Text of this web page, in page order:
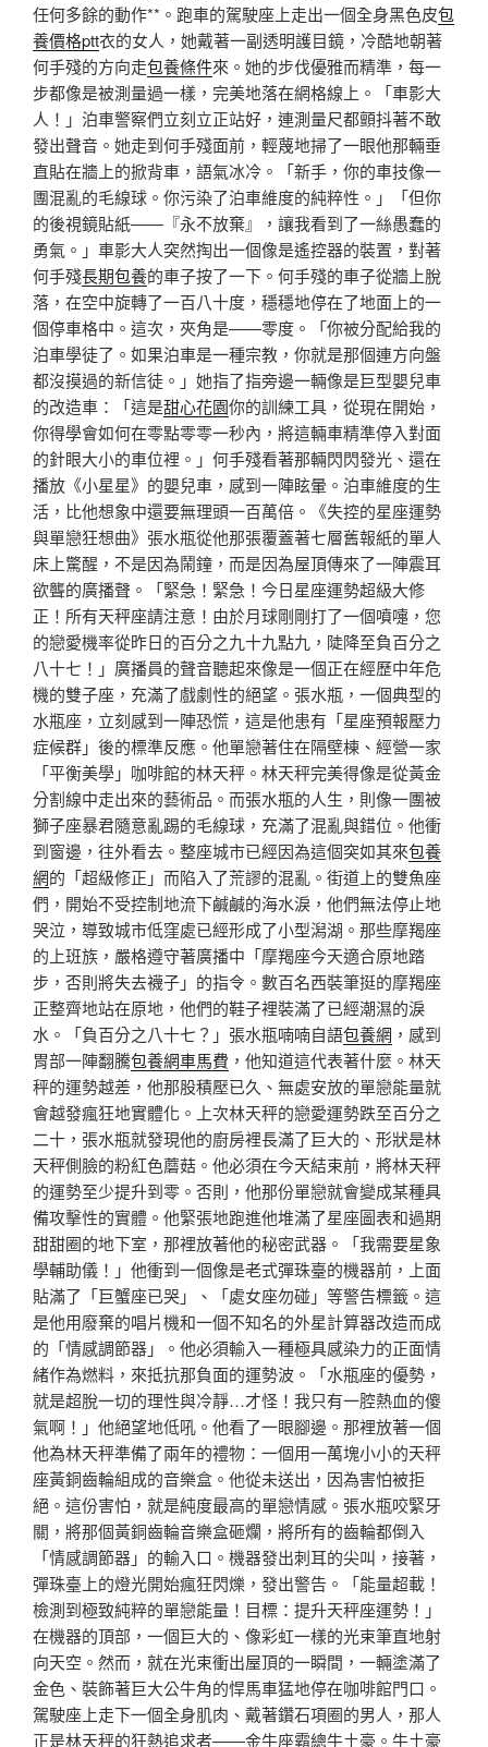
任何多餘的動作**。跑車的駕駛座上走出一個全身黑色皮包
養價格ptt衣的女人，她戴著一副透明護目鏡，冷酷地朝著
何手殘的方向走包養條件來。她的步伐優雅而精準，每一
步都像是被測量過一樣，完美地落在網格線上。「車影大
人！」泊車警察們立刻立正站好，連測量尺都顫抖著不敢
發出聲音。她走到何手殘面前，輕蔑地掃了一眼他那輛垂
直貼在牆上的掀背車，語氣冰冷。「新手，你的車技像一
團混亂的毛線球。你污染了泊車維度的純粹性。」「但你
的後視鏡貼紙——『永不放棄』，讓我看到了一絲愚蠢的
勇氣。」車影大人突然掏出一個像是遙控器的裝置，對著
何手殘長期包養的車子按了一下。何手殘的車子從牆上脫
落，在空中旋轉了一百八十度，穩穩地停在了地面上的一
個停車格中。這次，夾角是——零度。「你被分配給我的
泊車學徒了。如果泊車是一種宗教，你就是那個連方向盤
都沒摸過的新信徒。」她指了指旁邊一輛像是巨型嬰兒車
的改造車：「這是甜心花園你的訓練工具，從現在開始，
你得學會如何在零點零零一秒內，將這輛車精準停入對面
的針眼大小的車位裡。」何手殘看著那輛閃閃發光、還在
播放《小星星》的嬰兒車，感到一陣眩暈。泊車維度的生
活，比他想象中還要無理頭一百萬倍。《失控的星座運勢
與單戀狂想曲》張水瓶從他那張覆蓋著七層舊報紙的單人
床上驚醒，不是因為鬧鐘，而是因為屋頂傳來了一陣震耳
欲聾的廣播聲。「緊急！緊急！今日星座運勢超級大修
正！所有天秤座請注意！由於月球剛剛打了一個噴嚏，您
的戀愛機率從昨日的百分之九十九點九，陡降至負百分之
八十七！」廣播員的聲音聽起來像是一個正在經歷中年危
機的雙子座，充滿了戲劇性的絕望。張水瓶，一個典型的
水瓶座，立刻感到一陣恐慌，這是他患有「星座預報壓力
症候群」後的標準反應。他單戀著住在隔壁棟、經營一家
「平衡美學」咖啡館的林天秤。林天秤完美得像是從黃金
分割線中走出來的藝術品。而張水瓶的人生，則像一團被
獅子座暴君隨意亂踢的毛線球，充滿了混亂與錯位。他衝
到窗邊，往外看去。整座城市已經因為這個突如其來包養
網的「超級修正」而陷入了荒謬的混亂。街道上的雙魚座
們，開始不受控制地流下鹹鹹的海水淚，他們無法停止地
哭泣，導致城市低窪處已經形成了小型潟湖。那些摩羯座
的上班族，嚴格遵守著廣播中「摩羯座今天適合原地踏
步，否則將失去襪子」的指令。數百名西裝筆挺的摩羯座
正整齊地站在原地，他們的鞋子裡裝滿了已經潮濕的淚
水。「負百分之八十七？」張水瓶喃喃自語包養網 ，感到
胃部一陣翻騰包養網車馬費 ，他知道這代表著什麼。林天
秤的運勢越差，他那股積壓已久、無處安放的單戀能量就
會越發瘋狂地實體化。上次林天秤的戀愛運勢跌至百分之
二十，張水瓶就發現他的廚房裡長滿了巨大的、形狀是林
天秤側臉的粉紅色蘑菇。他必須在今天結束前，將林天秤
的運勢至少提升到零。否則，他那份單戀就會變成某種具
備攻擊性的實體。他緊張地跑進他堆滿了星座圖表和過期
甜甜圈的地下室，那裡放著他的秘密武器。「我需要星象
學輔助儀！」他衝到一個像是老式彈珠臺的機器前，上面
貼滿了「巨蟹座已哭」、「處女座勿碰」等警告標籤。這
是他用廢棄的唱片機和一個不知名的外星計算器改造而成
的「情感調節器」。他必須輸入一種極具感染力的正面情
緒作為燃料，來抵抗那負面的運勢波。「水瓶座的優勢，
就是超脫一切的理性與冷靜…才怪！我只有一腔熱血的傻
氣啊！」他絕望地低吼。他看了一眼腳邊。那裡放著一個
他為林天秤準備了兩年的禮物：一個用一萬塊小小的天秤
座黃銅齒輪組成的音樂盒。他從未送出，因為害怕被拒
絕。這份害怕，就是純度最高的單戀情感。張水瓶咬緊牙
關，將那個黃銅齒輪音樂盒砸爛，將所有的齒輪都倒入
「情感調節器」的輸入口。機器發出刺耳的尖叫，接著，
彈珠臺上的燈光開始瘋狂閃爍，發出警告。「能量超載！
檢測到極致純粹的單戀能量！目標：提升天秤座運勢！」
在機器的頂部，一個巨大的、像彩虹一樣的光束筆直地射
向天空。然而，就在光束衝出屋頂的一瞬間，一輛塗滿了
金色、裝飾著巨大公牛角的悍馬車猛地停在咖啡館門口。
駕駛座上走下一個全身肌肉、戴著鑽石項圈的男人，那人
正是林天秤的狂熱追求者——金牛座霸總牛土豪。牛土豪